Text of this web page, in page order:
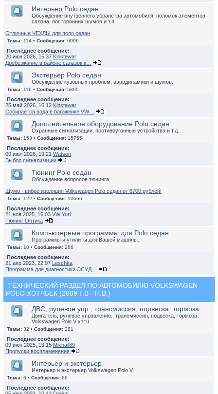
Интерьер Polo седан
Обсуждение внутреннего убранства автомобиля, поломок элементов
салона, посторонних шумов и т.п.
Отличные ЧЕХЛЫ для поло седан
Темы: 114 • Сообщения: 6996
Последнее сообщение:
20 июн 2026, 15:37 Kinstewar
Дребезжание в районе салазок к…
Экстерьер Polo седан
Обсуждение кузовных проблем, аэродинамики и шумов.
Темы: 116 • Сообщения: 5895
Последнее сообщение:
25 май 2026, 16:12 Kinstewar
Собирается вода в багажнике VW…
Дополнительное оборудование Polo седан
Охранные сигнализации, противоугонные устройства и т.д.
Темы: 153 • Сообщения: 15755
Последнее сообщение:
09 июл 2026, 19:21 Watson
Выбор сигнализации
Тюнинг Polo седан
Обсуждение вопросов тюнинга
Шумо - вибро изоляция Volkswagen Polo седан от 6700 рублей!
Темы: 122 • Сообщения: 10666
Последнее сообщение:
21 ноя 2025, 16:03 VW Yuri
Тюнинг Оптика
Компьютерные программы для Polo седан
Программы и утилиты для Вашей машины.
Темы: 10 • Сообщения: 266
Последнее сообщение:
21 апр 2023, 22:07 Leschka
Программа для диагностики ЭСУД…
ТЕХНИЧЕСКИЙ РАЗДЕЛ ПО АВТОМОБИЛЮ VOLKSWAGEN
POLO ХЭТЧБЕК (2009 Г.В - Н.В.)
ДВС, рулевое упр., трансмиссия, подвеска, тормоза
Двигатель, рулевое управление., трансмиссия, подвеска, тормоза
Volkswagen Polo V хэтч.
Темы: 32 • Сообщения: 281
Последнее сообщение:
09 июн 2025, 13:15 Mikhail89
Пропуски воспламенения
Интерьер и экстерьер
Интерьер и экстерьер Volkswagen Polo V
Темы: 6 • Сообщения: 66
Последнее сообщение: